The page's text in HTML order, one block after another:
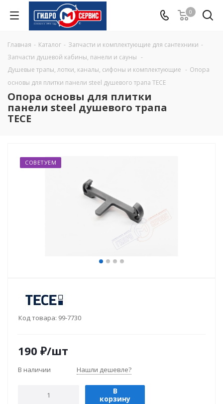
0
Главная - Каталог - Запчасти и комплектующие для сантехники -
Запчасти душевой кабины, панели и сауны -
Душевые трапы, лотки, каналы, сифоны и комплектующие - Опора
основы для плитки панели steel душевого трапа TECE
Опора основы для плитки
панели steel душевого трапа
TECE
СОВЕТУЕМ
Код товара: 99-7730
190 ₽/шт
В наличии Нашли дешевле?
В
корзину